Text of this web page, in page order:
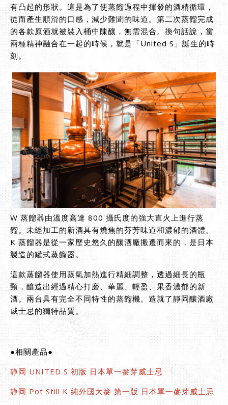
有凸起的形狀。這是為了使蒸餾過程中揮發的酒精循環，
從而產生順滑的口感，減少難聞的味道。第二次蒸餾完成
的各款原酒就被裝入桶中陳釀，無需混合。換句話說，當
兩種精神融合在一起的時候，就是「United S」誕生的時
刻。
W 蒸餾器由溫度高達 800 攝氏度的強大直火上進行蒸
餾。未經加工的新酒具有燒焦的芬芳味道和濃郁的酒體。
K 蒸餾器是從一家歷史悠久的釀酒廠搬遷而來的，是日本
製造的罐式蒸餾器。
這款蒸餾器使用蒸氣加熱進行精細調整，透過細長的瓶
頸，釀造出經過精心打磨、華麗、輕盈、果香濃郁的新
酒。兩台具有完全不同特性的蒸餾機。造就了靜岡釀酒廠
威士忌的獨特品質。
●相關產品●
静岡 UNITED S 初版 日本單一麥芽威士忌
静岡 Pot Still K 純外國大麥 第一版 日本單一麥芽威士忌